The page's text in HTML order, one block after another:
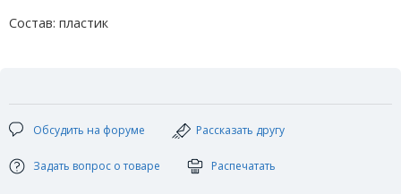
Состав: пластик
Обсудить на форуме Рассказать другу
Задать вопрос о товаре Распечатать